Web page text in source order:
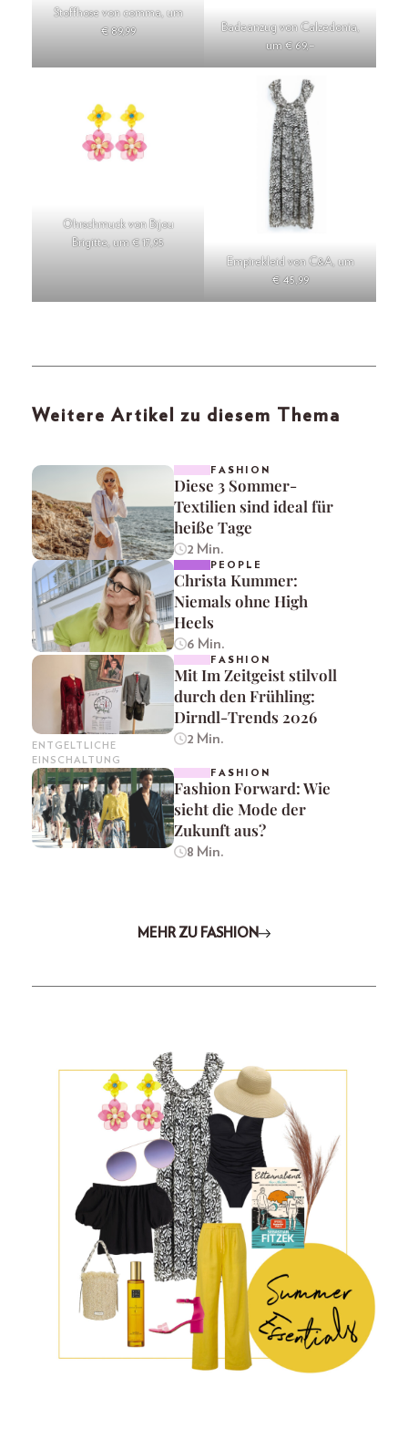
Stoffhose von comma, um
€ 89,99
Badeanzug von Calzedonia,
um € 69,–
Ohrschmuck von Bijou
Brigitte, um € 17,95
Empirekleid von C&A, um
€ 45,99
Weitere Artikel zu diesem Thema
FASHION
Diese 3 Sommer-
Textilien sind ideal für
heiße Tage
2 Min.
PEOPLE
Christa Kummer:
Niemals ohne High
Heels
6 Min.
ENTGELTLICHE
EINSCHALTUNG
FASHION
Mit Im Zeitgeist stilvoll
durch den Frühling:
Dirndl-Trends 2026
2 Min.
FASHION
Fashion Forward: Wie
sieht die Mode der
Zukunft aus?
8 Min.
MEHR ZU FASHION